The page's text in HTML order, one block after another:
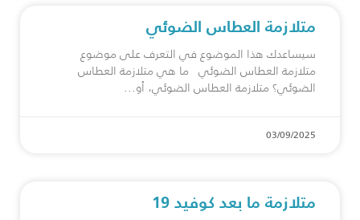
متلازمة العطاس الضوئي
سيساعدك هذا الموضوع في التعرف على موضوع
متلازمة العطاس الضوئي ما هي متلازمة العطاس
الضوئي؟ متلازمة العطاس الضوئي، أو
03/09/2025
متلازمة ما بعد كوفيد 19